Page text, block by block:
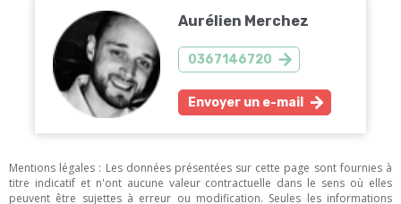
Aurélien Merchez
0367146720
Envoyer un e-mail
Mentions légales : Les données présentées sur cette page sont fournies à
titre indicatif et n'ont aucune valeur contractuelle dans le sens où elles
peuvent être sujettes à erreur ou modification. Seules les informations